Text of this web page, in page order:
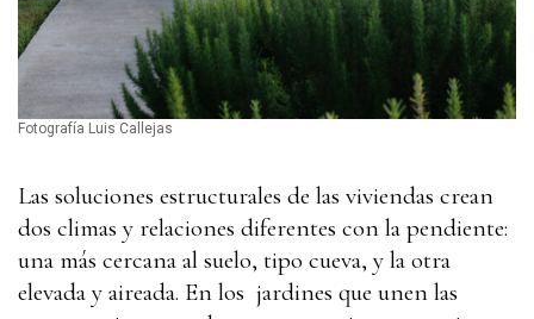
Fotografía Luis Callejas
Las soluciones estructurales de las viviendas crean
dos climas y relaciones diferentes con la pendiente:
una más cercana al suelo, tipo cueva, y la otra
elevada y aireada. En los jardines que unen las